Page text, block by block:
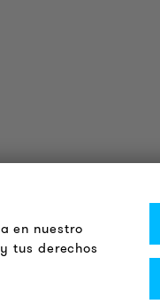
en nuestro
tus derechos